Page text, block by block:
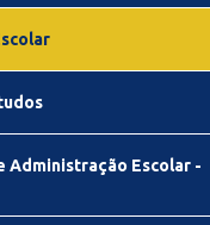
Administração Escolar -